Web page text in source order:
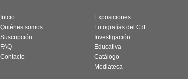
Inicio
Quiénes somos
Suscripción
FAQ
Contacto
Exposiciones
Fotografías del CdF
Investigación
Educativa
Catálogo
Mediateca